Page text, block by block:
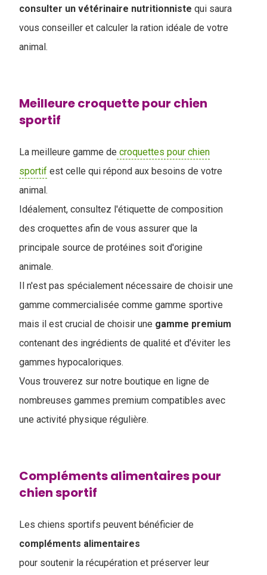
consulter un vétérinaire nutritionniste qui saura
vous conseiller et calculer la ration idéale de votre
animal.
Meilleure croquette pour chien
sportif
La meilleure gamme de croquettes pour chien
sportif est celle qui répond aux besoins de votre
animal.
Idéalement, consultez l'étiquette de composition
des croquettes afin de vous assurer que la
principale source de protéines soit d'origine
animale.
Il n'est pas spécialement nécessaire de choisir une
gamme commercialisée comme gamme sportive
mais il est crucial de choisir une gamme premium
contenant des ingrédients de qualité et d'éviter les
gammes hypocaloriques.
Vous trouverez sur notre boutique en ligne de
nombreuses gammes premium compatibles avec
une activité physique régulière.
Compléments alimentaires pour
chien sportif
Les chiens sportifs peuvent bénéficier de
compléments alimentaires
pour soutenir la récupération et préserver leur